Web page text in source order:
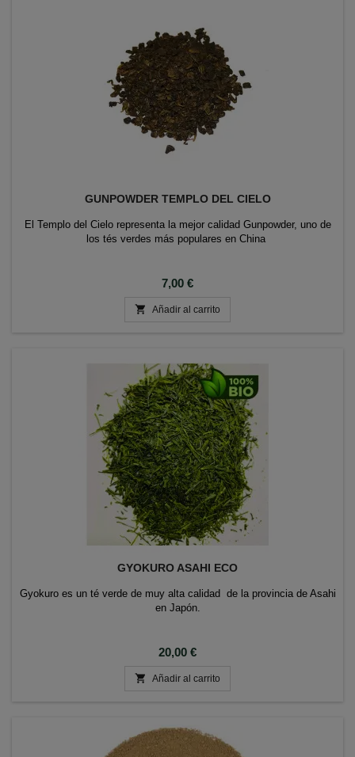
GUNPOWDER TEMPLO DEL CIELO
El Templo del Cielo representa la mejor calidad Gunpowder, uno de
los tés verdes más populares en China
Precio
7,00 €
 Añadir al carrito
GYOKURO ASAHI ECO
Gyokuro es un té verde de muy alta calidad de la provincia de Asahi
en Japón.
Precio
20,00 €
 Añadir al carrito